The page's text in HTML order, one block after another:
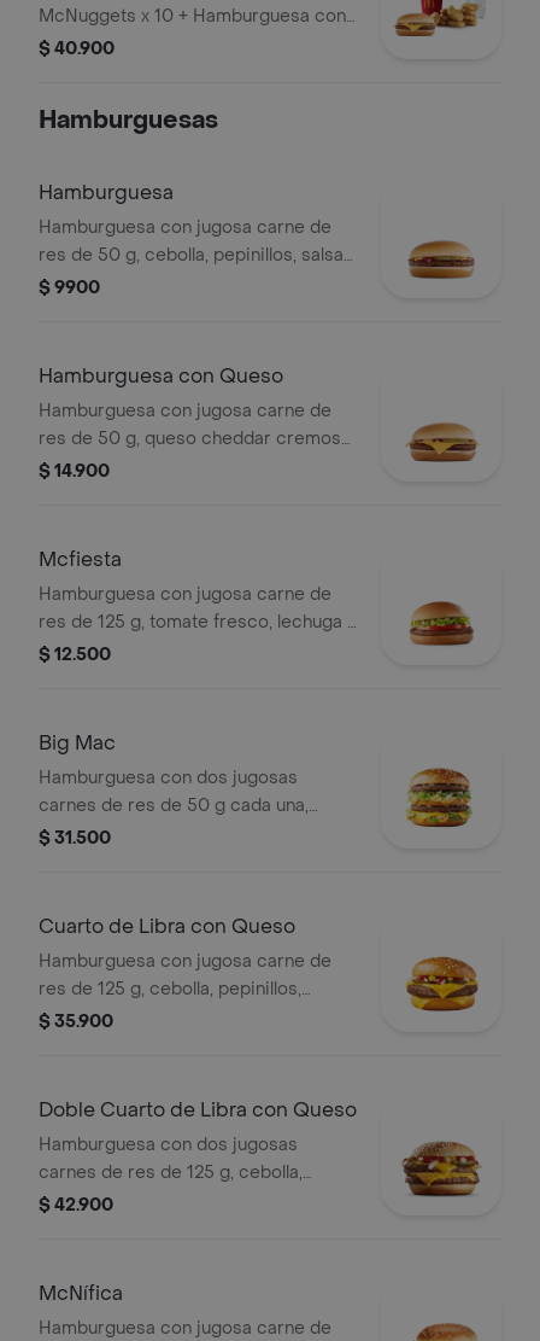
con Queso
McNuggets x 10 + Hamburguesa con
Queso
$ 40.900
Hamburguesas
Hamburguesa
Hamburguesa con jugosa carne de
res de 50 g, cebolla, pepinillos, salsa
de tomate y mostaza, en pan suave
$ 9900
Hamburguesa con Queso
Hamburguesa con jugosa carne de
res de 50 g, queso cheddar cremoso,
cebolla, pepinillos, salsa de tomate y
$ 14.900
Mcfiesta
Hamburguesa con jugosa carne de
res de 125 g, tomate fresco, lechuga y
salsa de tomate, en pan suave sin
$ 12.500
Big Mac
Hamburguesa con dos jugosas
carnes de res de 50 g cada una,
cebolla, lechuga fresca, pepinillos,
Mac™, en pan dorado con ajonjolí.
$ 31.500
Cuarto de Libra con Queso
Hamburguesa con jugosa carne de
res de 125 g, cebolla, pepinillos,
queso cheddar cremoso, salsa de
$ 35.900
Doble Cuarto de Libra con Queso
Hamburguesa con dos jugosas
carnes de res de 125 g, cebolla,
pepinillos, doble queso cheddar
$ 42.900
McNífica
Hamburguesa con jugosa carne de